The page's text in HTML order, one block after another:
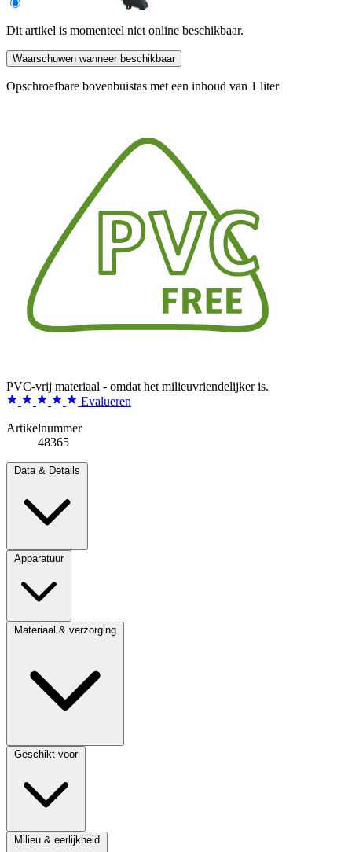
Dit artikel is momenteel niet online beschikbaar.
Waarschuwen wanneer beschikbaar
Opschroefbare bovenbuistas met een inhoud van 1 liter
PVC-vrij materiaal - omdat het milieuvriendelijker is.
Evalueren
Artikelnummer
48365
Data & Details
Apparatuur
Materiaal & verzorging
Geschikt voor
Milieu & eerlijkheid